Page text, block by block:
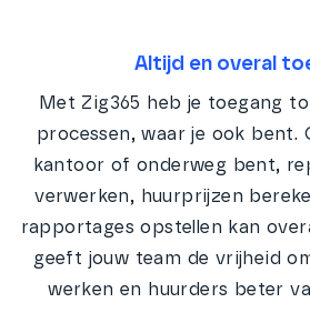
Altijd en overal
Met Zig365 heb je toegang
processen, waar je ook bent.
kantoor of onderweg bent,
verwerken, huurprijzen
rapportages opstellen kan
geeft jouw team de vrijheid
werken en huurders beter